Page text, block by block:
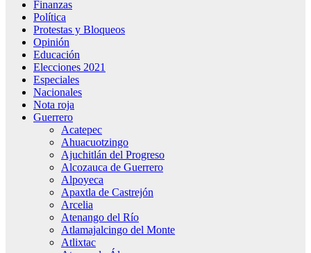
Finanzas
Política
Protestas y Bloqueos
Opinión
Educación
Elecciones 2021
Especiales
Nacionales
Nota roja
Guerrero
Acatepec
Ahuacuotzingo
Ajuchitlán del Progreso
Alcozauca de Guerrero
Alpoyeca
Apaxtla de Castrejón
Arcelia
Atenango del Río
Atlamajalcingo del Monte
Atlixtac